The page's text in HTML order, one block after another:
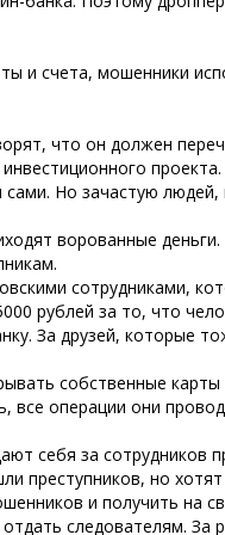
и счета, мошенники
что он должен
Но зачастую
ворованные
сотрудниками,
рублей за то, что
За друзей, которые
собственные
все операции они
себя за сотрудников
преступников, но
и получить на
следователям. За